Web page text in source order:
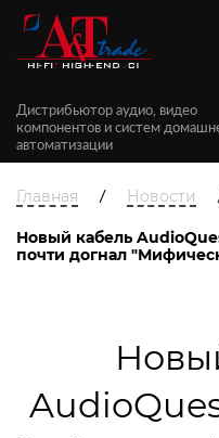
Дистрибьютор аудио, видео
компонентов и систем
автоматизации
Главная / Новости
Новый кабель
почти догнал